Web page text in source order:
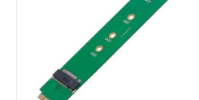
MACBOOK AIR A1465